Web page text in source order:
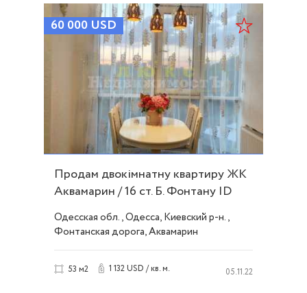
60 000 USD
Продам двокімнатну квартиру ЖК
Аквамарин / 16 ст. Б. Фонтану ID
51497
Одесская обл., Одесса, Киевский р-н.,
Фонтанская дорога, Аквамарин
53 м2 1 132 USD / кв. м. 05.11.22